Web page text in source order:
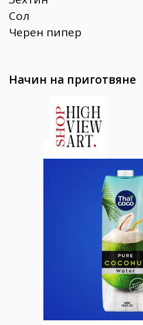
Сол
Черен пипер
Начин на приготвяне